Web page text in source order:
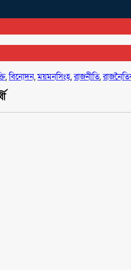
,বিনোদন,ময়মনসিংহ,রাজনীতি,